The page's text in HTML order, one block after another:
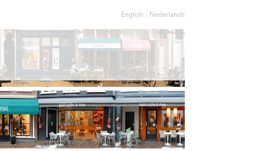
English Nederlands